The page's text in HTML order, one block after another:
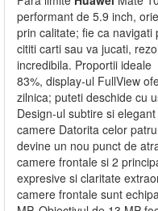
performant de 5.9 inch,
prin calitate; fie ca navigati
cititi carti sau va jucati,
incredibila. Proportii
83%, display-ul FullView
zilnica; puteti deschide cu
Design-ul subtire si
camere Datorita celor
devine un nou punct de
camere frontale si 2
expresive si claritate
camere frontale sunt